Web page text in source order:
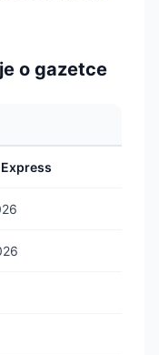
o gazetce